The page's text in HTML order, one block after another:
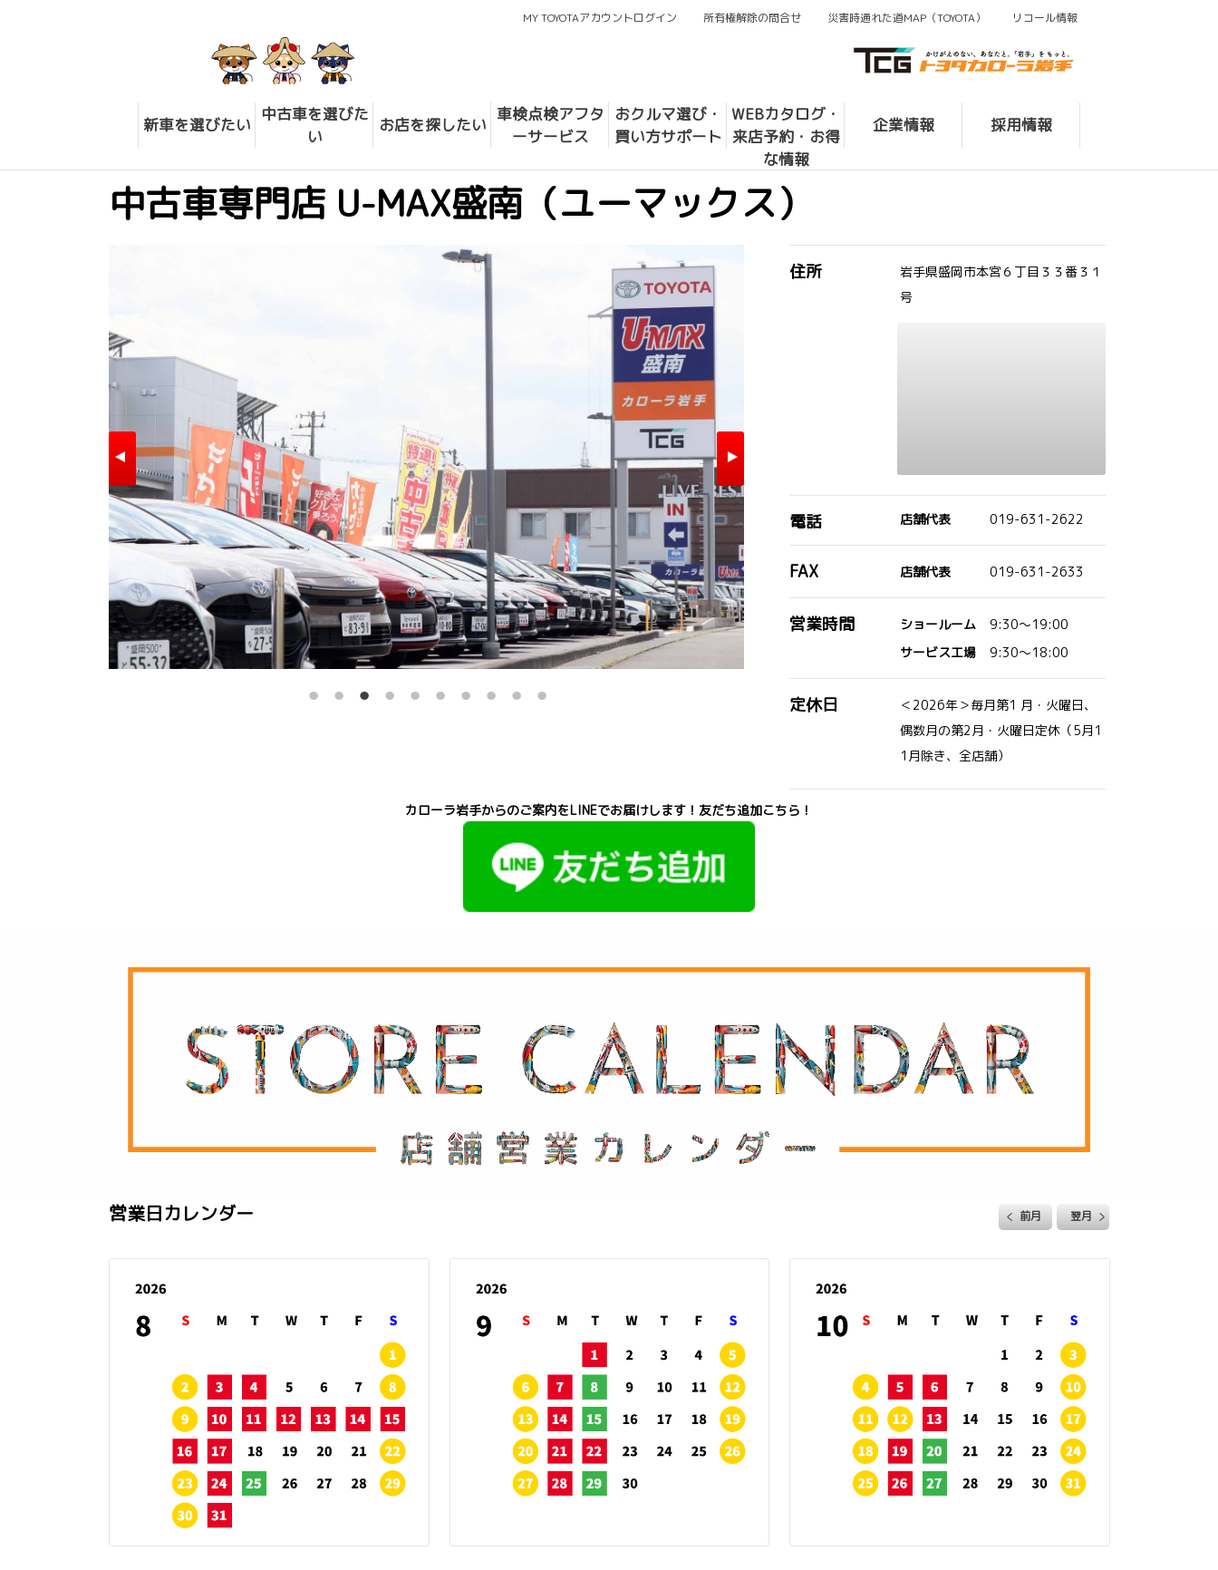
新車を選びたい
中古車を選びた
い
お店を探したい
車検点検アフタ
ーサービス
おクルマ選び・
買い方サポート
WEBカタログ・
来店予約・お得
な情報
企業情報 採用情報
MY TOYOTAアカウントログイン 所有権解除の問合せ 災害時通れた道MAP（TOYOTA） リコール情報
中古車専門店 U-MAX盛南（ユーマックス）
住所
岩手県盛岡市本宮６丁目３３番３１
号
電話 店舗代表 019-631-2622
FAX 店舗代表 019-631-2633
営業時間 ショールーム
9:30～19:00
サービス工場
9:30～18:00
定休日
＜2026年＞毎月第1 月・火曜日、
偶数月の第2月・火曜日定休（5月1
1月除き、全店舗）
カローラ岩手からのご案内をLINEでお届けします！友だち追加こちら！
営業日カレンダー 前月 翌月